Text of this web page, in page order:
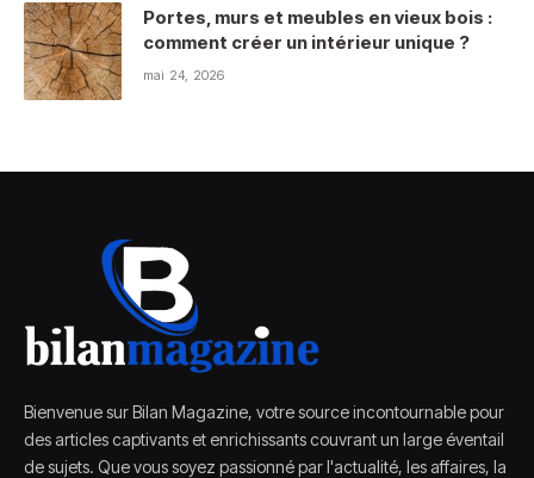
Portes, murs et meubles en vieux bois :
comment créer un intérieur unique ?
mai 24, 2026
Bienvenue sur Bilan Magazine, votre source incontournable pour
des articles captivants et enrichissants couvrant un large éventail
de sujets. Que vous soyez passionné par l'actualité, les affaires, la